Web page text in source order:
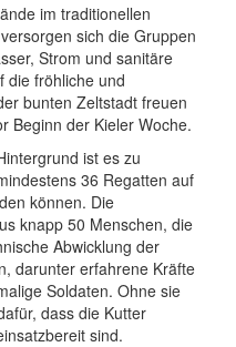
im traditionellen
sich die Gruppen
Strom und sanitäre
die fröhliche und
bunten Zeltstadt freuen
Beginn der Kieler Woche.
ist es zu
36 Regatten auf
können. Die
knapp 50 Menschen, die
Abwicklung der
darunter erfahrene Kräfte
Soldaten. Ohne sie
dass die Kutter
sind.